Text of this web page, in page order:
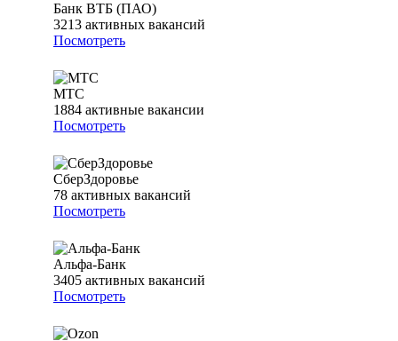
Банк ВТБ (ПАО)
3213 активных вакансий
Посмотреть
МТС
1884 активные вакансии
Посмотреть
СберЗдоровье
78 активных вакансий
Посмотреть
Альфа-Банк
3405 активных вакансий
Посмотреть